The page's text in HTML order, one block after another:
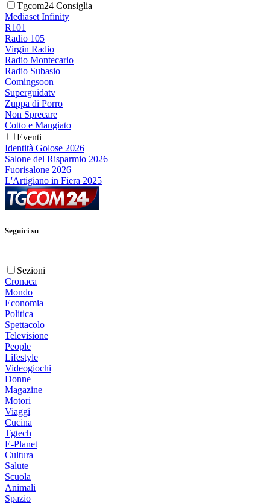
Tgcom24 Consiglia
Mediaset Infinity
R101
Radio 105
Virgin Radio
Radio Montecarlo
Radio Subasio
Comingsoon
Superguidatv
Zuppa di Porro
Non Sprecare
Cotto e Mangiato
Eventi
Identità Golose 2026
Salone del Risparmio 2026
Fuorisalone 2026
L'Artigiano in Fiera 2025
Seguici su
Sezioni
Cronaca
Mondo
Economia
Politica
Spettacolo
Televisione
People
Lifestyle
Videogiochi
Donne
Magazine
Motori
Viaggi
Cucina
Tgtech
E-Planet
Cultura
Salute
Scuola
Animali
Spazio